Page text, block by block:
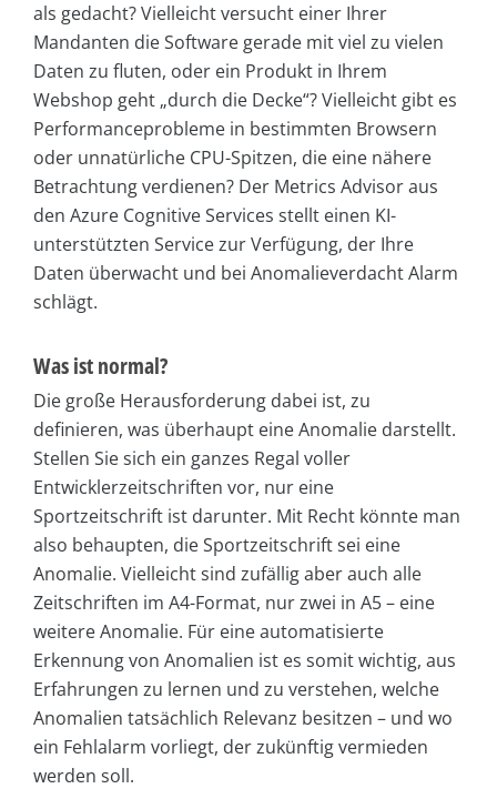
als gedacht? Vielleicht versucht einer Ihrer
Mandanten die Software gerade mit viel zu vielen
Daten zu fluten, oder ein Produkt in Ihrem
Webshop geht „durch die Decke“? Vielleicht gibt es
Performanceprobleme in bestimmten Browsern
oder unnatürliche CPU-Spitzen, die eine nähere
Betrachtung verdienen? Der Metrics Advisor aus
den Azure Cognitive Services stellt einen KI-
unterstützten Service zur Verfügung, der Ihre
Daten überwacht und bei Anomalieverdacht Alarm
schlägt.
Was ist normal?
Die große Herausforderung dabei ist, zu
definieren, was überhaupt eine Anomalie darstellt.
Stellen Sie sich ein ganzes Regal voller
Entwicklerzeitschriften vor, nur eine
Sportzeitschrift ist darunter. Mit Recht könnte man
also behaupten, die Sportzeitschrift sei eine
Anomalie. Vielleicht sind zufällig aber auch alle
Zeitschriften im A4-Format, nur zwei in A5 – eine
weitere Anomalie. Für eine automatisierte
Erkennung von Anomalien ist es somit wichtig, aus
Erfahrungen zu lernen und zu verstehen, welche
Anomalien tatsächlich Relevanz besitzen – und wo
ein Fehlalarm vorliegt, der zukünftig vermieden
werden soll.